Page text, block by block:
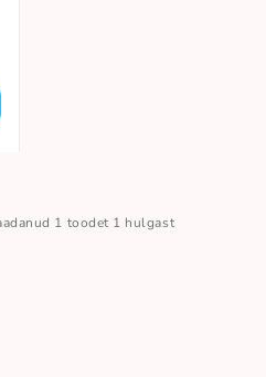
1 toodet 1 hulgast